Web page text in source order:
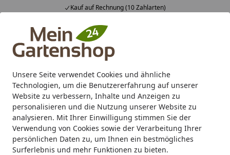
Unsere Seite verwendet Cookies und ähnliche
Technologien, um die Benutzererfahrung auf unserer
Website zu verbessern, Inhalte und Anzeigen zu
personalisieren und die Nutzung unserer Website zu
analysieren. Mit Ihrer Einwilligung stimmen Sie der
Verwendung von Cookies sowie der Verarbeitung Ihrer
persönlichen Daten zu, um Ihnen ein bestmögliches
Surferlebnis und mehr Funktionen zu bieten.
Kauf auf Rechnung (10 Zahlarten)
Alle Produkte
Mein Konto
Suchen
Karibu Pools inkl. gratis Sandfilteranlage & Pool-
Starterset (Gesamtwert bis 468,99€)
Startseite
Gartenhaus Günstige Gartenhäuser (unter 1000€)